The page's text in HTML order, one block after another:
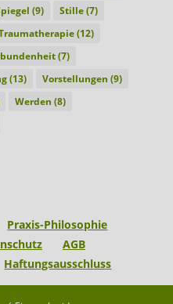
(9) Stille(7)
(12)
(7)
(13) Vorstellungen (9)
Werden (8)
Praxis-Philosophie
AGB
Haftungsausschluss